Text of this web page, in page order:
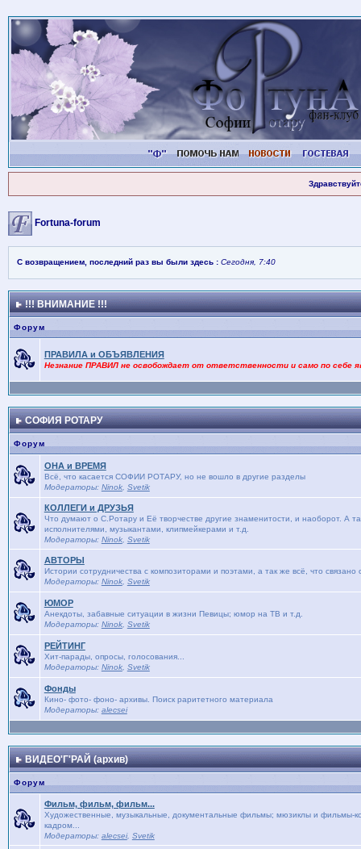
Fortuna-forum
С возвращением, последний раз вы были здесь : Сегодня, 7:40
!!! ВНИМАНИЕ !!!
Форум
ПРАВИЛА и ОБЪЯВЛЕНИЯ
Незнание ПРАВИЛ не освобождает от ответственности и само по себе
СОФИЯ РОТАРУ
Форум
ОНА и ВРЕМЯ
Bсё, что касается СОФИИ РОТАРУ, но не вошло в другие разделы
Модераторы: Ninok, Svetik
КОЛЛЕГИ и ДРУЗЬЯ
Что думают о С.Ротару и Её творчестве другие знаменитости, и наоборот. А
исполнителями, музыкантами, клипмейкерами и т.д.
Модераторы: Ninok, Svetik
АВТОРЫ
Истории сотрудничества с композиторами и поэтами, а так же всё, что связано
Модераторы: Ninok, Svetik
ЮМОР
Анекдоты, забавные ситуации в жизни Певицы; юмор на ТВ и т.д.
Модераторы: Ninok, Svetik
РЕЙТИНГ
Хит-парады, опросы, голосования...
Модераторы: Ninok, Svetik
Фонды
Кино- фото- фоно- архивы. Поиск раритетного материала
Модераторы: alecsei
ВИДЕО'Г'РАЙ (архив)
Форум
Фильм, фильм, фильм...
Художественные, музыкальные, документальные фильмы; мюзиклы и фильмы-
кадром...
Модераторы: alecsei, Svetik